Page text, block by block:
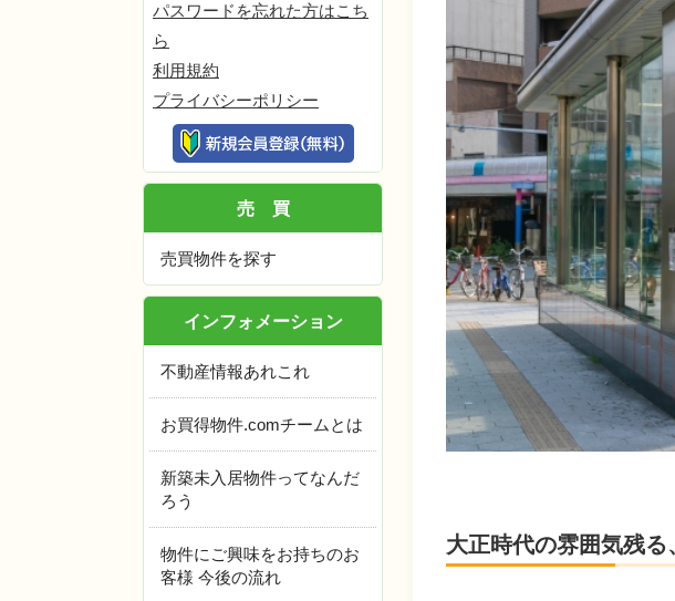
大正時代の雰囲気残
パスワードを忘れた方はこち
ら
利用規約
プライバシーポリシー
売買
売買物件を探す
インフォメーション
不動産情報あれこれ
お買得物件.comチームとは
新築未入居物件ってなんだ
ろう
物件にご興味をお持ちのお
客様 今後の流れ